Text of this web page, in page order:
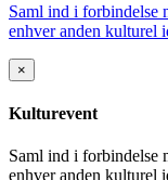
Saml ind i forbindelse
enhver anden kulturel
×
Kulturevent
Saml ind i forbindelse
enhver anden kulturel